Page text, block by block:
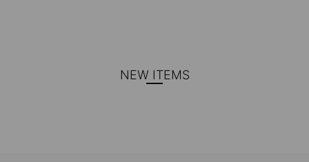
NEW ITEMS